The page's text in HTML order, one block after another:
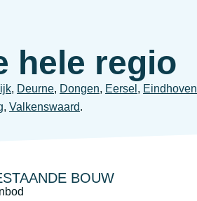
hele regio
, Deurne, Dongen, Eersel , Eindhoven
, Valkenswaard.
BOUW